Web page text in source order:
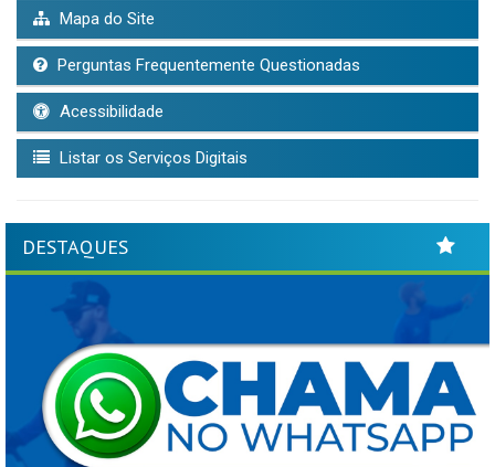
Mapa do Site
Perguntas Frequentemente Questionadas
Acessibilidade
Listar os Serviços Digitais
DESTAQUES